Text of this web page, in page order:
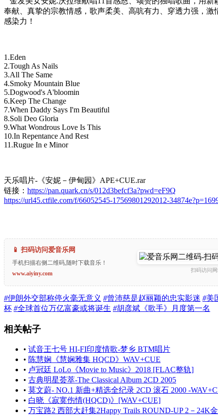
奉献、真挚的宗教情感，歌声柔美、高吭有力、穿透力强，激
感染力！
1.Eden
2.Tough As Nails
3.All The Same
4.Smoky Mountain Blue
5.Dogwood's A'bloomin
6.Keep The Change
7.When Daddy Says I'm Beautiful
8.Soli Deo Gloria
9.What Wondrous Love Is This
10.In Repentance And Rest
11.Rugue In e Minor
天乐唱片-《安妮－伊甸园》APE+CUE.rar
链接： https://pan.quark.cn/s/012d3befcf3a?pwd=eF9Q
https://url45.ctfile.com/f/66052545-17569801292012-
📱 扫码访问爱音乐网
手机扫描右侧二维码,随时下载音乐！
www.aiyiny.com
扫码访问
#伊朗外交部称停火毫无意义 #曾沛慈是赵丽颖的忠实影迷 #美
杯 #全球首位万亿富豪或将诞生 #胡彦斌《歌手》月度第一名
相关帖子
• 试音王七号 HI-FI印度情歌-梦乡 BTM唱片
• 陈慧娴《慧娴雅集 HQCD》WAV+CUE
• 卢冠廷 LoLo《Movie to Music》2018 [FLAC整轨]
• 古典明星荟萃-The Classical Album 2CD 2005
• 莫文蔚- NO.1 新曲+精选全纪录 2CD 滚石 2000 -
• 白晓《寂寞伤情(HQCD)》[WAV+CUE]
• 万宝路2 西部大赶集2Happy Trails ROUND-UP 2－24K